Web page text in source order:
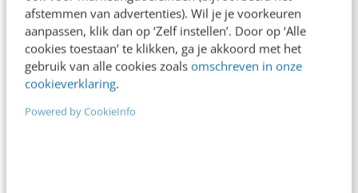
afstemmen van advertenties). Wil je je voorkeuren
aanpassen, klik dan op ‘Zelf instellen’. Door op ‘Alle
cookies toestaan’ te klikken, ga je akkoord met het
gebruik van alle cookies zoals omschreven in onze
cookieverklaring.
Powered by CookieInfo
Adverteren
Contact
Nieuwsbrieven